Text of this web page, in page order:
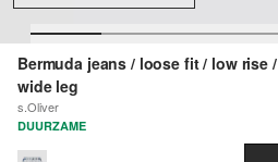
Bermuda jeans / loose fit / low rise /
wide leg
s.Oliver
DUURZAME